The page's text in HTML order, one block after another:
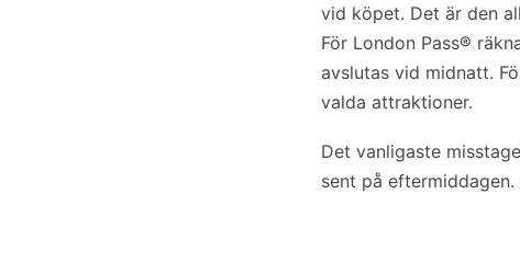
vid köpet. Det är den
För London Pass®
avslutas vid midnatt.
valda attraktioner.
Det vanligaste
sent på